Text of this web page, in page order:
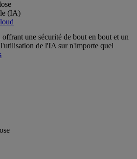
une sécurité de bout en bout et un
de l'IA sur n'importe quel
(IA)